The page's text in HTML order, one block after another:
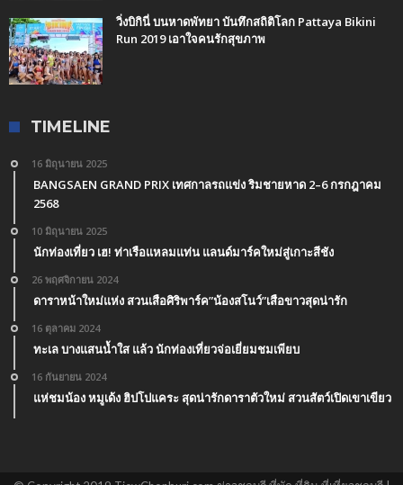
วิ่งบิกินี่ บนหาดพัทยา บันทึกสถิติโลก Pattaya Bikini
Run 2019 เอาใจคนรักสุขภาพ
TIMELINE
16 มิถุนายน 2025
BANGSAEN GRAND PRIX เทศกาลรถแข่ง ริมชายหาด 2–6 กรกฎาคม
2568
10 มิถุนายน 2025
นักท่องเที่ยว เฮ! ท่าเรือแหลมแท่น แลนด์มาร์คใหม่สู่เกาะสีชัง
26 พฤศจิกายน 2024
ดาราหน้าใหม่แห่ง สวนเสือศิริพาร์ค”น้องสโนว์”เสือขาวสุดน่ารัก
16 ตุลาคม 2024
ทะเล บางแสนน้ำใส แล้ว นักท่องเที่ยวจ่อเยี่ยมชมเพียบ
16 กันยายน 2024
แห่ชมน้อง หมูเด้ง ฮิปโปแคระ สุดน่ารักดาราตัวใหม่ สวนสัตว์เปิดเขาเขียว